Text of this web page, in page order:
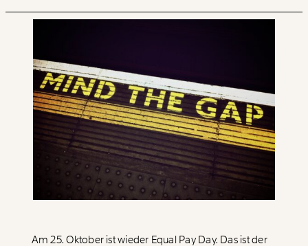
Klima
Datensätze
Paper der Woche
Projekte
Kürzungslandkarte
Erbschaftssteuer-Rechner
Koalitions-Kompass
Arbeitslosenrechner
Befristungs-Monitor
Team
Am 25. Oktober ist wieder Equal Pay Day. Das ist der